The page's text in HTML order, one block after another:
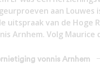
aan Louwes
uitspraak van de Hoge
Arnhem. Volg Maurice
vonnis Arnhem